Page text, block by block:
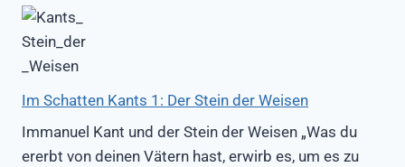
Im Schatten Kants 1: Der Stein der Weisen
Immanuel Kant und der Stein der Weisen „Was du
ererbt von deinen Vätern hast, erwirb es, um es zu